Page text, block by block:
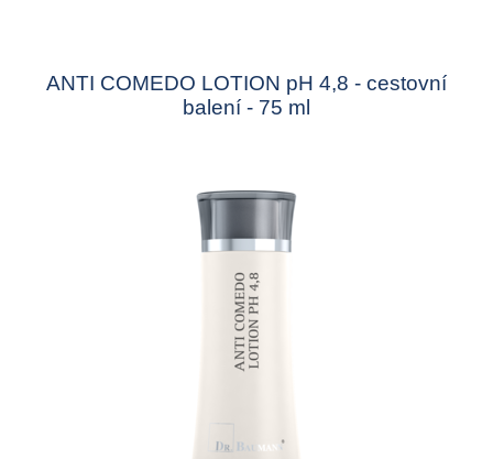
ANTI COMEDO LOTION pH 4,8 - cestovní
balení - 75 ml